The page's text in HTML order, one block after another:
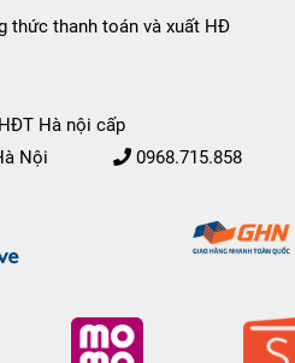
thức thanh toán và xuất HĐ
Hà nội cấp
Nội
0968.715.858